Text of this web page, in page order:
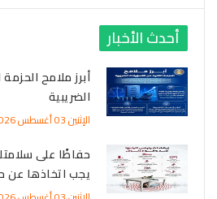
أحدث الأخبار
أبرز ملامح
الضريبية
الإثنين 03 أغسطس 2026-02:53
حفاظًا على
يجب اتخاذها عن